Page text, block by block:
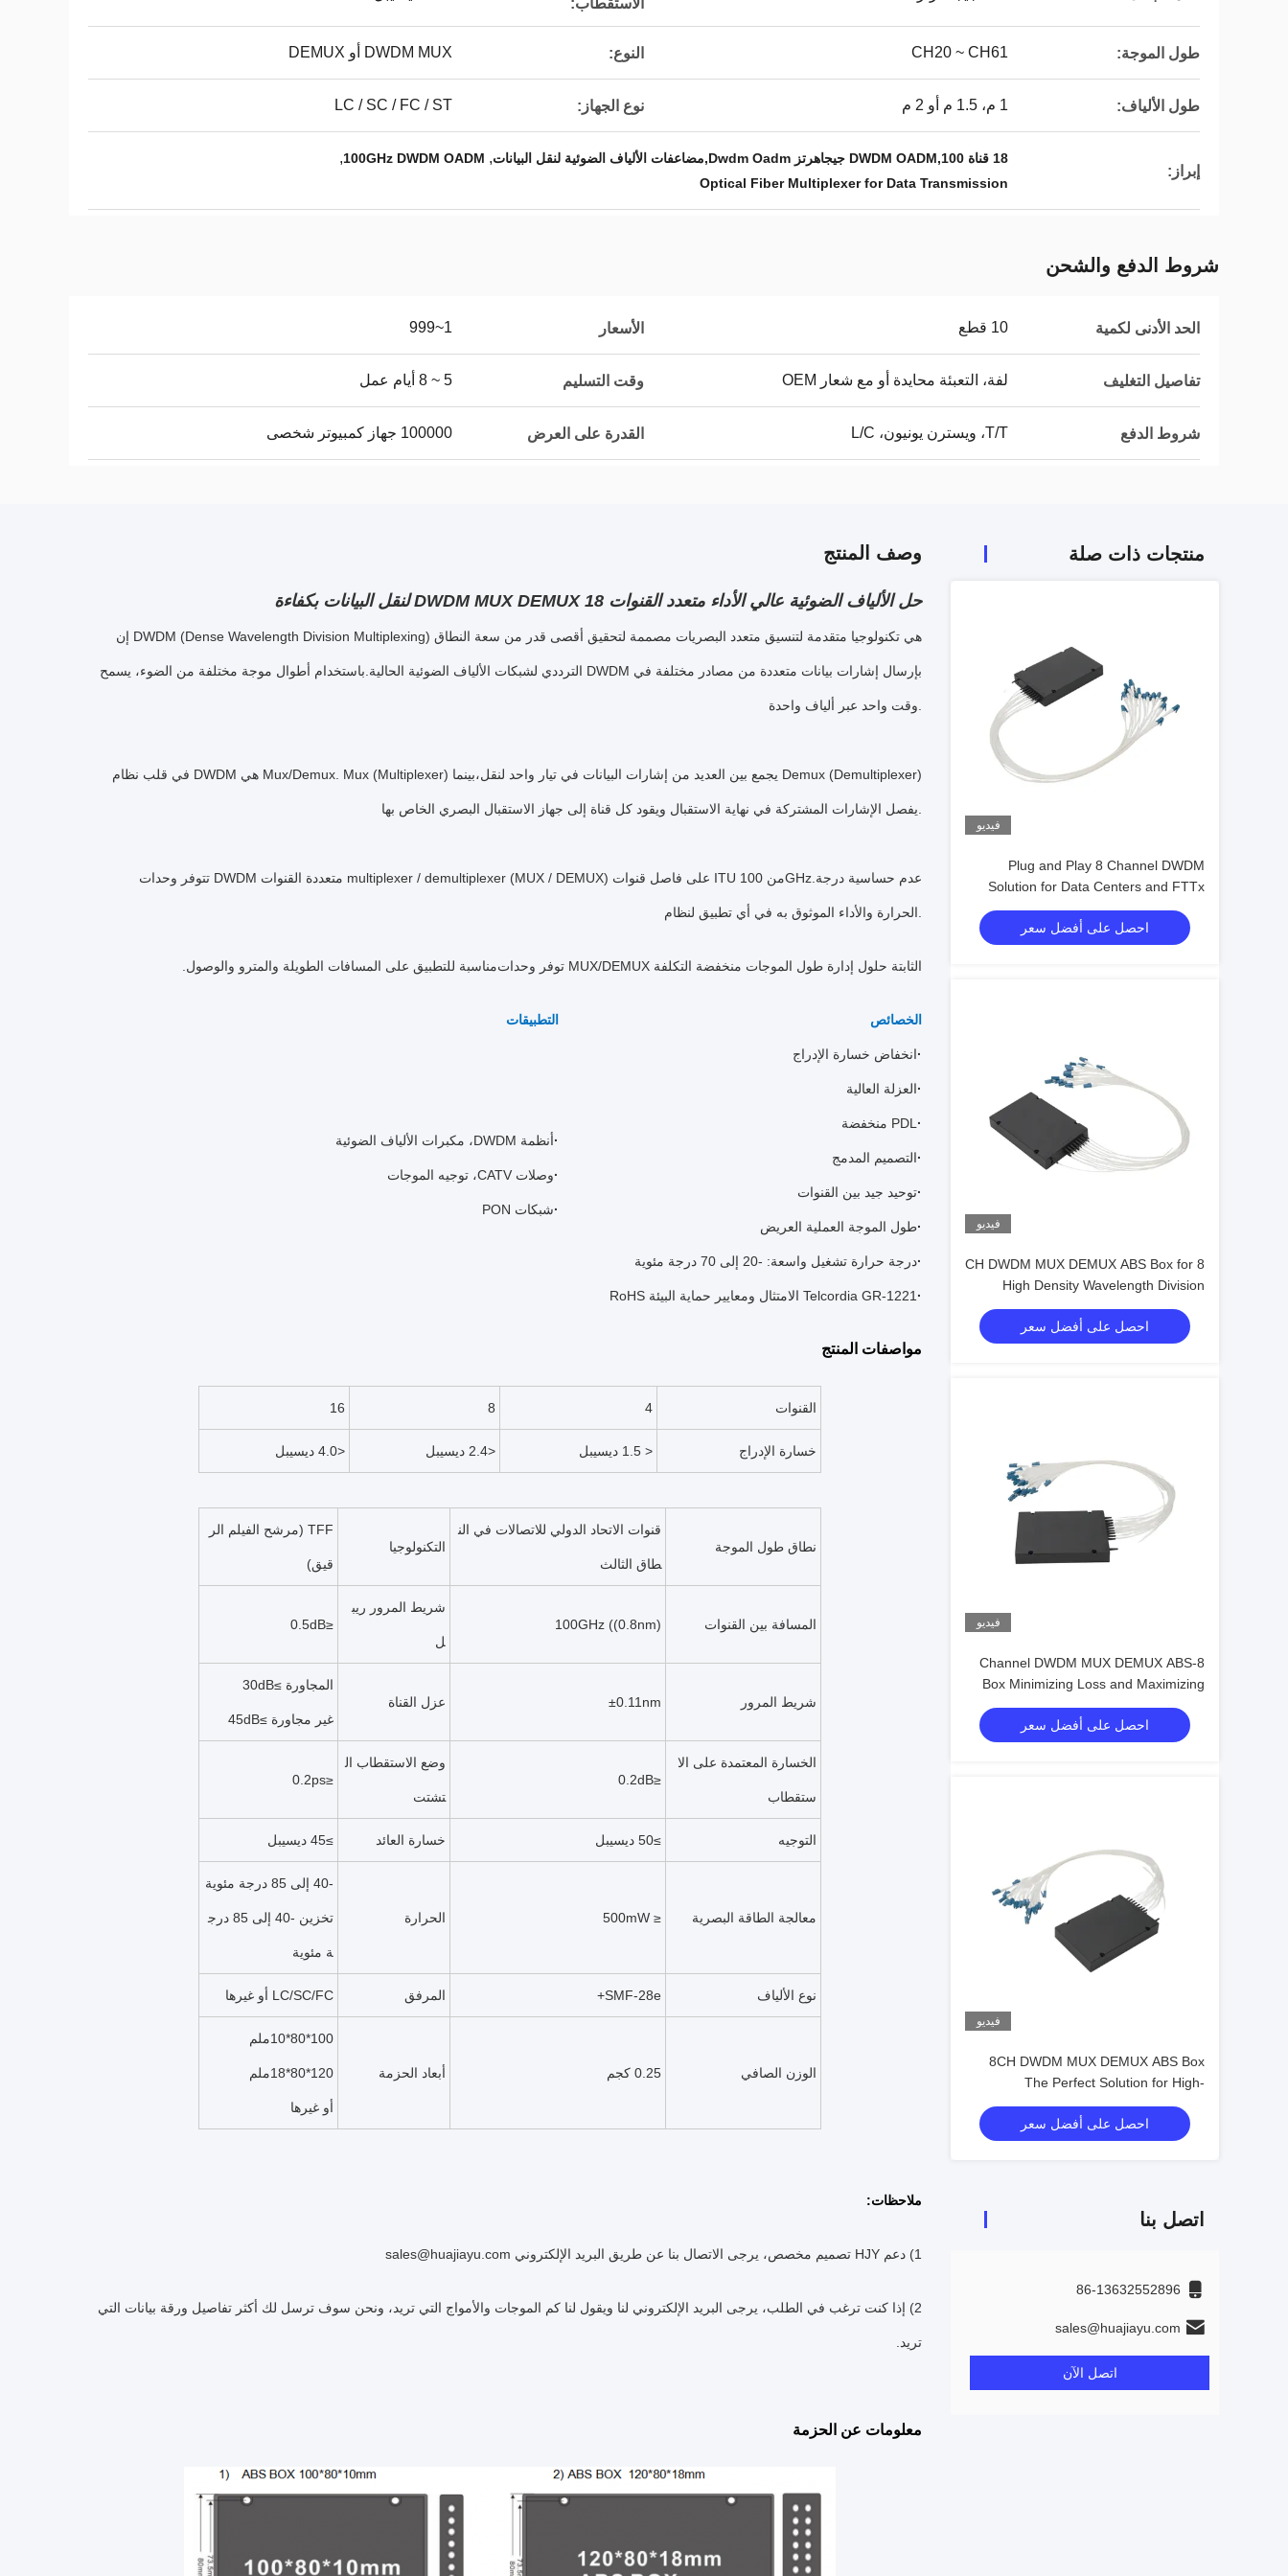
الاستقطاب:
طول الموجة: CH20 ~ CH61 النوع: DWDM MUX أو DEMUX
طول الألياف: 1 م، 1.5 م أو 2 م نوع الجهاز: LC / SC / FC / ST
إبراز:
18 قناة DWDM OADM,100 جيجاهرتز Dwdm Oadm,مضاعفات الألياف الضوئية لنقل البيانات ,
100GHz DWDM OADM
,
Optical Fiber Multiplexer for Data Transmission
شروط الدفع والشحن
الحد الأدنى لكمية 10 قطع الأسعار 1~999
تفاصيل التغليف لفة، التعبئة محايدة أو مع شعار OEM وقت التسليم 5 ~ 8 أيام عمل
شروط الدفع T/T، ويسترن يونيون، L/C القدرة على العرض 100000 جهاز كمبيوتر شخصى
منتجات ذات صلة
فيديو
Plug and Play 8 Channel DWDM
Solution for Data Centers and FTTx
Networks‌
احصل على أفضل سعر
فيديو
8 CH DWDM MUX DEMUX ABS Box for
High Density Wavelength Division
Multiplexing Applications
احصل على أفضل سعر
فيديو
8-Channel DWDM MUX DEMUX ABS
Box Minimizing Loss and Maximizing
Isolation for Optimal Performance
احصل على أفضل سعر
فيديو
8CH DWDM MUX DEMUX ABS Box
The Perfect Solution for High-
Performance Data Transmission and
Networkingاحصل على أفضل سعر
اتصل بنا
86-13632552896
sales@huajiayu.com
اتصل الآن
وصف المنتج
حل الألياف الضوئية عالي الأداء متعدد القنوات 18 DWDM MUX DEMUX لنقل البيانات بكفاءة
إن DWDM (Dense Wavelength Division Multiplexing) هي تكنولوجيا متقدمة لتنسيق متعدد البصريات مصممة لتحقيق أقصى قدر من سعة النطاق
الترددي لشبكات الألياف الضوئية الحالية.باستخدام أطوال موجة مختلفة من الضوء، يسمح DWDM بإرسال إشارات بيانات متعددة من مصادر مختلفة في
في قلب نظام DWDM هي Mux/Demux. Mux (Multiplexer) يجمع بين العديد من إشارات البيانات في تيار واحد لنقل،بينما Demux (Demultiplexer)
تتوفر وحدات DWDM متعددة القنوات multiplexer / demultiplexer (MUX / DEMUX) على فاصل قنوات ITU من 100GHz.عدم حساسية درجة
توفر وحدات MUX/DEMUX الثابتة حلول إدارة طول الموجات منخفضة التكلفة مناسبة للتطبيق على المسافات الطويلة والمترو والوصول.
الخصائص التطبيقات
·انخفاض خسارة الإدراج
·العزلة العالية
· PDL منخفضة
·التصميم المدمج
·توحيد جيد بين القنوات
·طول الموجة العملية العريض
·درجة حرارة تشغيل واسعة: -20 إلى 70 درجة مئوية
· Telcordia GR-1221 الامتثال ومعايير حماية البيئة RoHS
·أنظمة DWDM، مكبرات الألياف الضوئية
·وصلات CATV، توجيه الموجات
·شبكات PON
مواصفات المنتج
القنوات 4
8
16
خسارة الإدراج < 1.5 ديسيبل <2.4 ديسيبل <4.0 ديسيبل
نطاق طول الموجة
قنوات الاتحاد الدولي للاتصالات في الن
طاق الثالث
التكنولوجيا
TFF (مرشح الفيلم الر
قيق)
المسافة بين القنوات 100GHz ((0.8nm)
شريط المرور ريب
ل
≤0.5dB
شريط المرور ±0.11nm عزل القناة
المجاورة ≥30dB
غير مجاورة ≥45dB
الخسارة المعتمدة على الا
ستقطاب
≤0.2dB
وضع الاستقطاب ال
تشتت
≤0.2ps
التوجيه ≥50 ديسيبل خسارة العائد ≥45 ديسيبل
معالجة الطاقة البصرية ≤ 500mW الحرارة
-40 إلى 85 درجة مئوية
تخزين -40 إلى 85 درج
ة مئوية
نوع الألياف SMF-28e+ المرفق LC/SC/FC أو غيرها
الوزن الصافي 0.25 كجم أبعاد الحزمة
100*80*10ملم
120*80*18ملم
أو غيرها
ملاحظات:
1) دعم HJY تصميم مخصص، يرجى الاتصال بنا عن طريق البريد الإلكتروني sales@huajiayu.com
2) إذا كنت ترغب في الطلب، يرجى البريد الإلكتروني لنا ويقول لنا كم الموجات والأمواج التي تريد، ونحن سوف ترسل لك أكثر تفاصيل ورقة بيانات التي
تريد.
معلومات عن الحزمة